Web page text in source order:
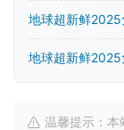
地球超新鲜
地球超新鲜
温馨提示：本